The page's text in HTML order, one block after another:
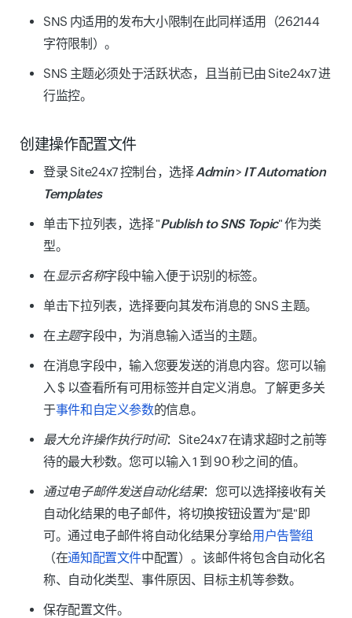
SNS 内适用的发布大小限制在此同样适用（262144
字符限制）。
SNS 主题必须处于活跃状态，且当前已由 Site24x7 进
行监控。
创建操作配置文件
登录 Site24x7 控制台，选择Admin> IT Automation
Templates
单击下拉列表，选择 "Publish to SNS Topic" 作为类
型。
在显示名称字段中输入便于识别的标签。
单击下拉列表，选择要向其发布消息的 SNS 主题。
在主题字段中，为消息输入适当的主题。
在消息字段中，输入您要发送的消息内容。您可以输
入 $ 以查看所有可用标签并自定义消息。了解更多关
于事件和自定义参数的信息。
最大允许操作执行时间：Site24x7 在请求超时之前等
待的最大秒数。您可以输入 1 到 90 秒之间的值。
通过电子邮件发送自动化结果：您可以选择接收有关
自动化结果的电子邮件，将切换按钮设置为"是"即
可。通过电子邮件将自动化结果分享给用户告警组
（在通知配置文件中配置）。该邮件将包含自动化名
称、自动化类型、事件原因、目标主机等参数。
保存配置文件。